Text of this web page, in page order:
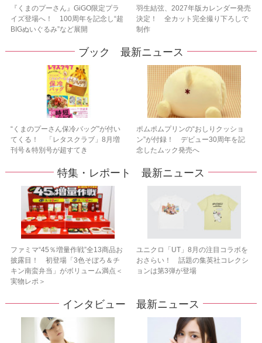
『くまのプーさん』GiGO限定プラ
イズ登場へ！ 100周年を記念し“超
BIGぬいぐるみ”など展開
羽生結弦、2027年版カレンダー発売
決定！ 全カット完全撮り下ろしで
制作
ブック 最新ニュース
“くまのプーさん保冷バッグ”が付い
てくる！ 「レタスクラブ」8月増
刊号＆特別号が超すてき
ポムポムプリンの“おしりクッショ
ン”が付録！ デビュー30周年を記
念したムック発売へ
特集・レポート 最新ニュース
ファミマ“45％増量作戦”全13商品お
披露目！ 初登場「3色そぼろ＆チ
キン南蛮弁当」がボリューム満点＜
実物レポ＞
ユニクロ「UT」8月の注目コラボを
おさらい！ 話題の集英社コレクシ
ョンは第3弾が登場
インタビュー 最新ニュース